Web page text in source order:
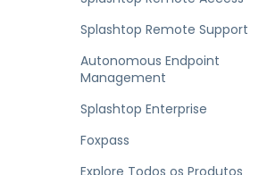
Splashtop Remote Support
Autonomous Endpoint
Management
Splashtop Enterprise
Foxpass
Explore Todos os Produtos